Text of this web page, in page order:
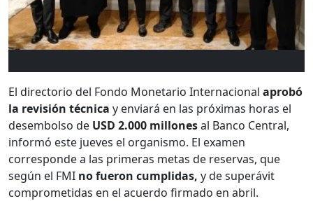
El directorio del Fondo Monetario Internacional aprobó
la revisión técnica y enviará en las próximas horas el
desembolso de USD 2.000 millonesal Banco Central,
informó este jueves el organismo. El examen
corresponde a las primeras metas de reservas, que
según el FMI no fueron cumplidas, y de superávit
comprometidas en el acuerdo firmado en abril.